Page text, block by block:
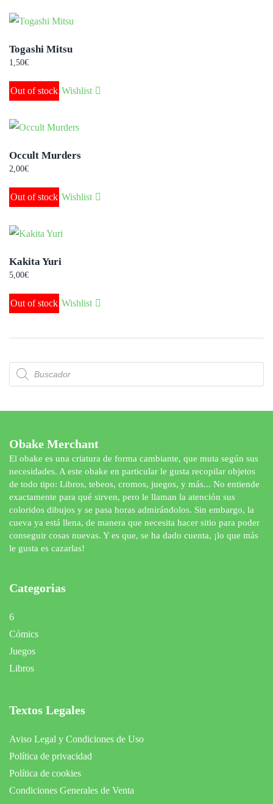
Togashi Mitsu
1,50€
Out of stock Wishlist
Occult Murders
2,00€
Out of stock Wishlist
Kakita Yuri
5,00€
Out of stock Wishlist
Búsqueda
de
productos
Obake Merchant
El obake es una criatura de forma cambiante, que muta según sus
necesidades. A este obake en particular le gusta recopilar objetos
de todo tipo: Libros, tebeos, cromos, juegos, y más... No entiende
exactamente para qué sirven, pero le llaman la atención sus
coloridos dibujos y se pasa horas admirándolos. Sin embargo, la
cueva ya está llena, de manera que necesita hacer sitio para poder
conseguir cosas nuevas. Y es que, se ha dado cuenta, ¡lo que más
le gusta es cazarlas!
Categorias
6
Cómics
Juegos
Libros
Textos Legales
Aviso Legal y Condiciones de Uso
Política de privacidad
Política de cookies
Condiciones Generales de Venta